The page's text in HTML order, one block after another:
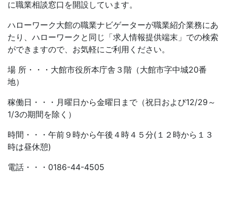
に職業相談窓口を開設しています。
ハローワーク大館の職業ナビゲーターが職業紹介業務にあ
たり、ハローワークと同じ「求人情報提供端末」での検索
ができますので、お気軽にご利用ください。
場 所・・・大館市役所本庁舎３階（大館市字中城20番
地）
稼働日・・・月曜日から金曜日まで（祝日および12/29～
1/3の期間を除く）
時間・・・午前９時から午後４時４５分(１２時から１３
時は昼休憩)
電話・・・0186-44-4505